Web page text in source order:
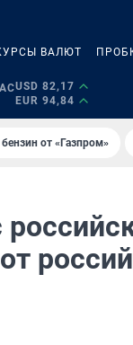
ВАЛЮТ
USD 82,17
EUR 94,84
от «Газпром»